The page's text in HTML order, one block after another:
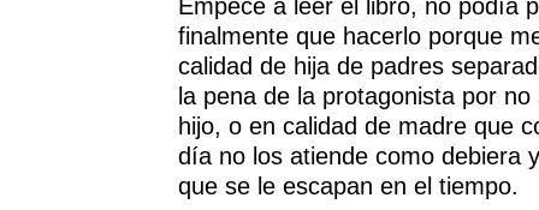
Empecé a leer el libro, no podía
finalmente que hacerlo porque
calidad de hija de padres
la pena de la protagonista por
hijo, o en calidad de madre que
día no los atiende como debiera
que se le escapan en el tiempo.